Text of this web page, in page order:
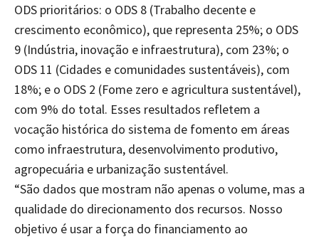
ODS prioritários: o ODS 8 (Trabalho decente e
crescimento econômico), que representa 25%; o ODS
9 (Indústria, inovação e infraestrutura), com 23%; o
ODS 11 (Cidades e comunidades sustentáveis), com
18%; e o ODS 2 (Fome zero e agricultura sustentável),
com 9% do total. Esses resultados refletem a
vocação histórica do sistema de fomento em áreas
como infraestrutura, desenvolvimento produtivo,
agropecuária e urbanização sustentável.
“São dados que mostram não apenas o volume, mas a
qualidade do direcionamento dos recursos. Nosso
objetivo é usar a força do financiamento ao